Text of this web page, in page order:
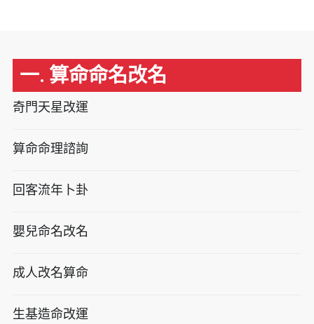
一. 算命命名改名
奇門天星改運
算命命理諮詢
回客流年卜卦
嬰兒命名改名
成人改名算命
生基造命改運